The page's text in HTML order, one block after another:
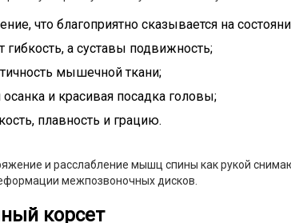
что благоприятно сказывается на
гибкость, а суставы подвижность;
мышечной ткани;
и красивая посадка головы;
плавность и грацию.
и расслабление мышц спины как рукой
межпозвоночных дисков.
корсет